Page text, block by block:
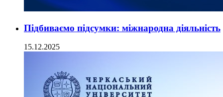
Підбиваємо підсумки: міжнародна діяльність
15.12.2025